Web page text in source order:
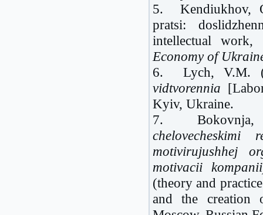
5. Kendiukhov,
pratsi:
intellectual work,
Economy of
6. Lych, V.M.
vidtvorennia
Kyiv, Ukraine.
7.
motivirujushhej
motivacii
(theory and
and the creation